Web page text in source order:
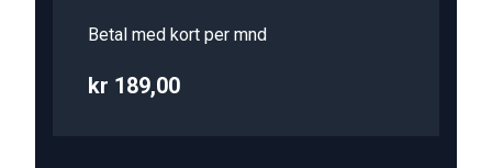
Betal med kort per mnd
kr 189,00